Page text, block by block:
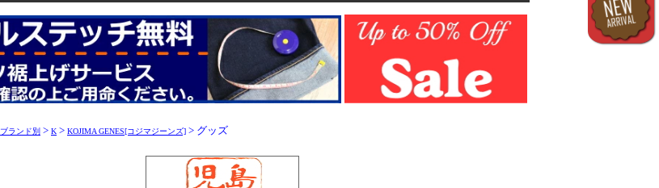
ブランド別 > K > KOJIMA GENES[コジマジーンズ] > グッズ